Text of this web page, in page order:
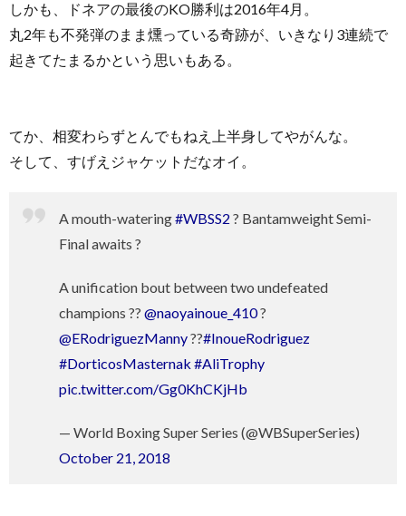
しかも、ドネアの最後のKO勝利は2016年4月。
丸2年も不発弾のまま燻っている奇跡が、いきなり3連続で
起きてたまるかという思いもある。
てか、相変わらずとんでもねえ上半身してやがんな。
そして、すげえジャケットだなオイ。
A mouth-watering#WBSS2 ? Bantamweight Semi-
Final awaits ?
A unification bout between two undefeated
champions ?? @naoyainoue_410?
@ERodriguezManny??#InoueRodriguez
#DorticosMasternak #AliTrophy
pic.twitter.com/Gg0KhCKjHb
— World Boxing Super Series (@WBSuperSeries)
October 21, 2018